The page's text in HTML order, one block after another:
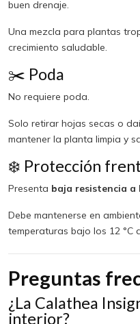
buen drenaje.
Una mezcla para plantas
crecimiento saludable.
✂️ Poda
No requiere poda.
Solo retirar hojas secas o
mantener la planta limpia y
❄️ Protección
Presenta baja resistencia a
Debe mantenerse en
temperaturas bajo los 12 °C
Preguntas
¿La Calathea
interior?